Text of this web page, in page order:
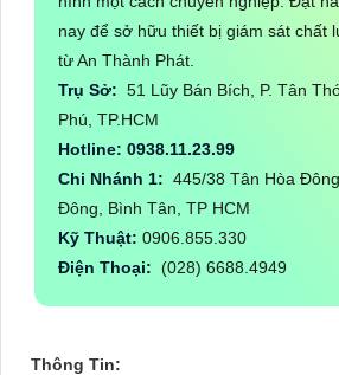
nay để sở hữu thiết bị giám sát chất
từ An Thành Phát.
Trụ Sở: 51 Lũy Bán Bích, P. Tân
Phú, TP.HCM
Hotline: 0938.11.23.99
Chi Nhánh 1: 445/38 Tân Hòa
Đông, Bình Tân, TP HCM
Kỹ Thuật: 0906.855.330
Điện Thoại: (028) 6688.4949
Thông Tin: